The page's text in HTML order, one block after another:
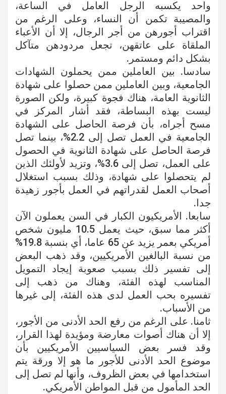
واحد يكسبه الرجل العامل في الساعة،
والمصيبة تكمن أن النساء، وعلى الرغم من
اقتراب أجورهن من أجر الرجال، إلا أن الأعباء
الملقاة على عاتقهن، تجعل مردودهن متآكل
بشكل دائم ومستمر.
سادسا. بين العاملين ممن يحملون الشهادات
الجامعية، وبين العاملين ممن حصلوا على شهادة
الثانوية العامة، هناك فجوة كبيرة، ولكن الصورة
ليست بهذه البساطة، فقد أشار المركز في
مسح أجراه، بأن فرصة الحاصل على الشهادة
الجامعية في العمل تصل إلى 2.2%، بينما تصل
فرصة الحاصل على شهادة الثانوية في الحصول
على العمل، تصل إلى 3.6%، وتزيد لأولئك الذين
لم يتحصلوا على شهادة، وذلك بسبب استغلال
أصحاب العمل لقدراتهم في العمل بأجور زهيدة
جدا.
سابعا. الأمريكيون الكبار في السن يعملون الآن
أكثر مما سبق، حيث يعمل 10.5 مليون شخص
أمريكي بعمر يزيد عن 65 عاما، أي بنسبة 19.8%
من نسبة البالغين الأمريكيين، وقد ذهب البعض
إلى تفسير ذلك بسبب صعوبة إيجاد التمويل
المناسب لهذه الفئة، وهناك من ذهب إلى
تفسيره بحب العمل لدى هذه الفئة، إلى غيرها
من الأسباب.
ثامنا. على الرغم من رفع الحد الأدنى من الأجور،
إلا أن هناك أصوات معارضة ومؤيدة لهذا القرار،
وقد فسر بعض السياسيين الأمريكيين بأن
موضوع الحد الأدنى للأجور ما هو إلا ورقة يتم
استخدامها في بعض الظروف، وأنها لم تصل إلى
الحد المأمول من قبل المواطن الأمريكي.